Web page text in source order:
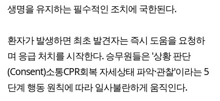
생명을 유지하는 필수적인 조치에 국한된다.
환자가 발생하면 최초 발견자는 즉시 도움을 요청하
며 응급 처치를 시작한다. 승무원들은 '상황 판단
(Consent)소통CPR회복 자세상태 파악·관찰'이라는 5
단계 행동 원칙에 따라 일사불란하게 움직인다.